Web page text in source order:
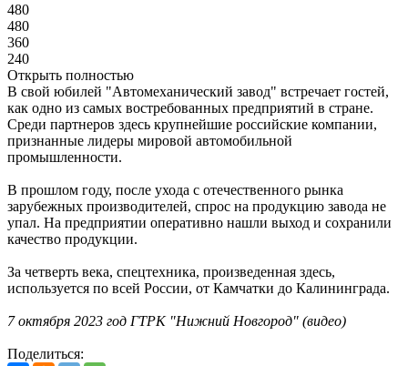
480
480
360
240
Открыть полностью
В свой юбилей "Автомеханический завод" встречает гостей,
как одно из самых востребованных предприятий в стране.
Среди партнеров здесь крупнейшие российские компании,
признанные лидеры мировой автомобильной
промышленности.
В прошлом году, после ухода с отечественного рынка
зарубежных производителей, спрос на продукцию завода не
упал. На предприятии оперативно нашли выход и сохранили
качество продукции.
За четверть века, спецтехника, произведенная здесь,
используется по всей России, от Камчатки до Калининграда.
7 октября 2023 год ГТРК "Нижний Новгород" (видео)
Поделиться: